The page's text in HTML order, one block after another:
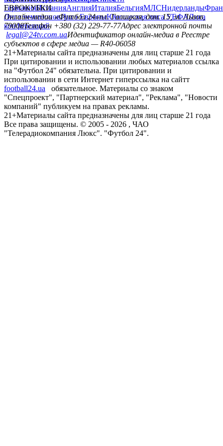
ГерманияИспанияАнглияИталияБельгияМЛСНидерланды
ЕВРОКУБКИ
Лига чемпионовЛига ЕвропыЮношеская лига УЕФАЛига
конференций
Онлайн-медиа «Футбол 24»пл. Галицкая, дом. 15, м. Львов,
79008Телефон +380 (32) 229-77-77Адрес электронной почты
legal@24tv.com.uaИдентификатор онлайн-медиа в Реестре
субъектов в сфере медиа — R40-06058
21+Материалы сайта предназначены для лиц старше 21 года
При цитировании и использовании любых материалов ссылка
на "Футбол 24" обязательна. При цитировании и
использовании в сети Интернет гиперссылка на сайтт
football24.ua
обязательное. Материалы со знаком
"Спецпроект", "Партнерский материал", "Реклама", "Новости
компаний" публикуем на правах рекламы.
21+Материалы сайта предназначены для лиц старше 21 года
Все права защищены. © 2005 - 2026 , ЧАО
"Телерадиокомпания Люкс". "Футбол 24".